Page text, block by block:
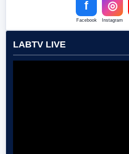
f
Facebook
◎
Instagram
LABTV LIVE